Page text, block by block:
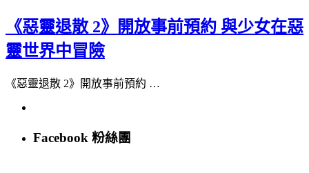
《惡靈退散 2》開放事前預約 與少女在惡
靈世界中冒險
《惡靈退散 2》開放事前預約 …
Facebook 粉絲團